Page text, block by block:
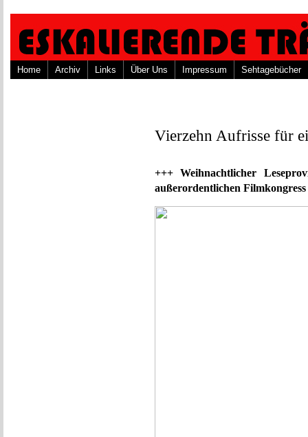
Home Archiv Links Über Uns Impressum Sehtagebücher
Vierzehn Aufrisse für
+++ Weihnachtlicher
außerordentlichen